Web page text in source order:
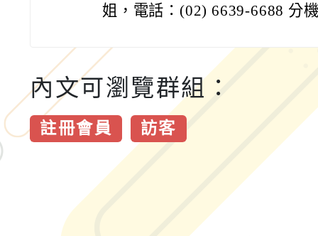
姐，電話：(02) 6639-6688 分
內文可瀏覽群組：
註冊會員 訪客